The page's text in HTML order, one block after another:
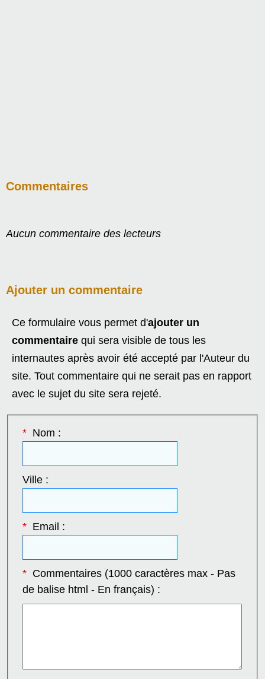
Commentaires
Aucun commentaire des lecteurs
Ajouter un commentaire
Ce formulaire vous permet d'ajouter un
commentaire qui sera visible de tous les
internautes après avoir été accepté par l'Auteur du
site. Tout commentaire qui ne serait pas en rapport
avec le sujet du site sera rejeté.
*Nom :
Ville :
*Email :
*Commentaires (1000 caractères max - Pas
de balise html - En français) :